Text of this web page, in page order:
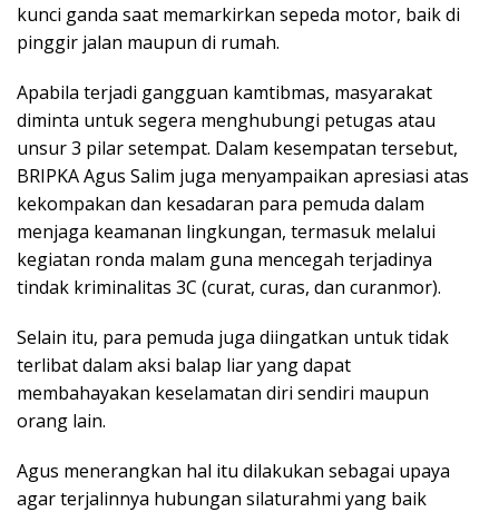
kunci ganda saat memarkirkan sepeda motor, baik di
pinggir jalan maupun di rumah.
Apabila terjadi gangguan kamtibmas, masyarakat
diminta untuk segera menghubungi petugas atau
unsur 3 pilar setempat. Dalam kesempatan tersebut,
BRIPKA Agus Salim juga menyampaikan apresiasi atas
kekompakan dan kesadaran para pemuda dalam
menjaga keamanan lingkungan, termasuk melalui
kegiatan ronda malam guna mencegah terjadinya
tindak kriminalitas 3C (curat, curas, dan curanmor).
Selain itu, para pemuda juga diingatkan untuk tidak
terlibat dalam aksi balap liar yang dapat
membahayakan keselamatan diri sendiri maupun
orang lain.
Agus menerangkan hal itu dilakukan sebagai upaya
agar terjalinnya hubungan silaturahmi yang baik